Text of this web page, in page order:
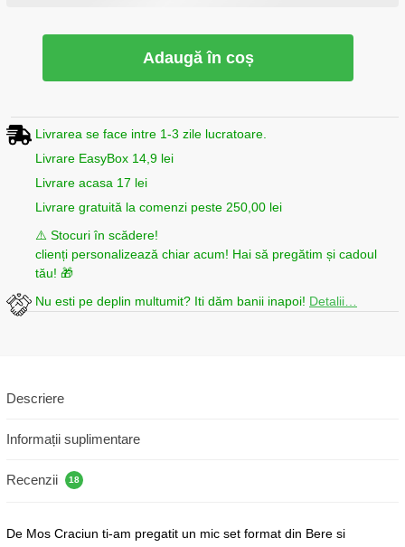
Adaugă în coș
Livrarea se face intre 1-3 zile lucratoare.
Livrare EasyBox 14,9 lei
Livrare acasa 17 lei
Livrare gratuită la comenzi peste 250,00 lei
⚠️ Stocuri în scădere!
clienți personalizează chiar acum! Hai să pregătim și cadoul
tău! 🎁
Nu esti pe deplin multumit? Iti dăm banii inapoi! Detalii…
Descriere
Informații suplimentare
Recenzii 18
De Mos Craciun ti-am pregatit un mic set format din Bere si